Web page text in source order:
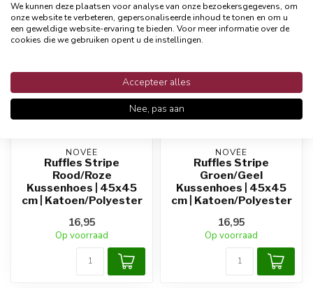
NIEUWE COLLECTIE
NOVÉE
Ruffles Stripe
Rood/Roze
Kussenhoes | 45x45
cm | Katoen/Polyester
16,95
Op voorraad
NIEUWE COLLECTIE
NOVÉE
Ruffles Stripe
Groen/Geel
Kussenhoes | 45x45
cm | Katoen/Polyester
16,95
Op voorraad
We kunnen deze plaatsen voor analyse van onze bezoekersgegevens, om
onze website te verbeteren, gepersonaliseerde inhoud te tonen en om u
een geweldige website-ervaring te bieden. Voor meer informatie over de
cookies die we gebruiken opent u de instellingen.
Accepteer alles
Nee, pas aan